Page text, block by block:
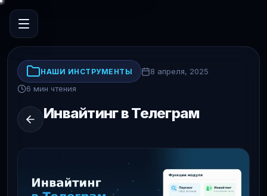
НАШИ ИНСТРУМЕНТЫ
8 апреля, 2025
6 мин чтения
Инвайтинг в Телеграм